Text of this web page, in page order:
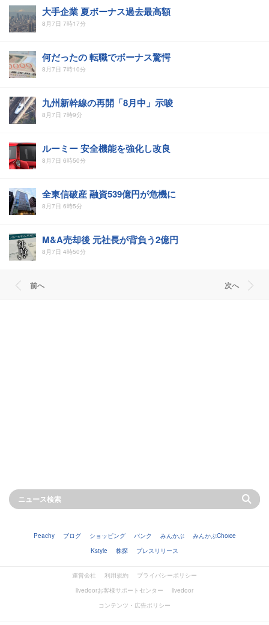
大手企業 夏ボーナス過去最高額
8月7日 7時17分
何だったの 転職でボーナス驚愕
8月7日 7時10分
九州新幹線の再開「8月中」示唆
8月7日 7時9分
ルーミー 安全機能を強化し改良
8月7日 6時50分
全東信破産 融資539億円が危機に
8月7日 6時5分
M&A売却後 元社長が背負う2億円
8月7日 4時50分
前へ 次へ
Peachy ブログ ショッピング バンク みんかぶ
みんかぶChoice
Kstyle
株探 プレスリリース
運営会社 利用規約
プライバシーポリシー
livedoorお客様サポートセンター
livedoor
コンテンツ・広告ポリシー